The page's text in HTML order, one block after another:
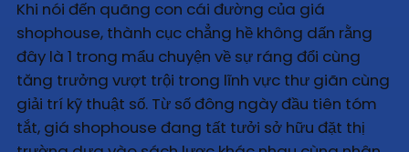
Khi nói đến quãng con cái đường của giá
shophouse, thành cục chẳng hề không dấn rằng
đây là 1 trong mẩu chuyện về sự ráng đổi cùng
tăng trưởng vượt trội trong lĩnh vực thư giãn cùng
giải trí kỹ thuật số. Từ số đông ngày đầu tiên tóm
tắt, giá shophouse đang tất tưởi sở hữu đặt thị